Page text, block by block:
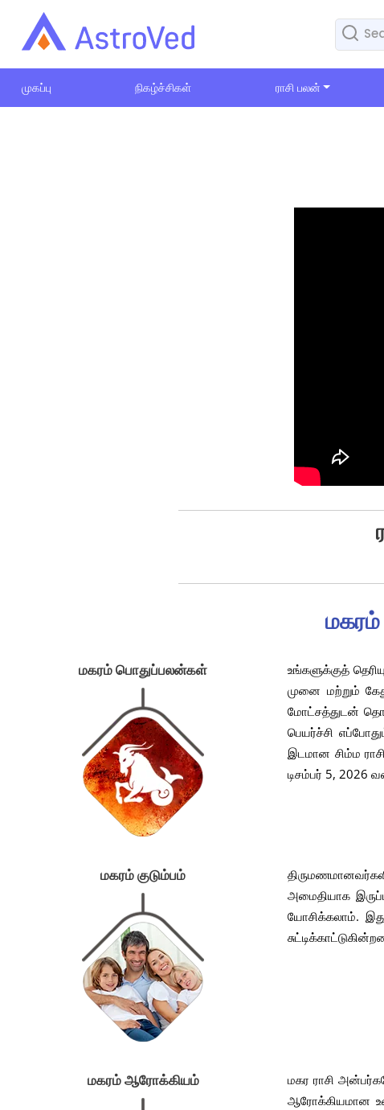
முகப்பு நிகழ்ச்சிகள் ராசி பலன்
மகரம்
மகரம் பொதுப்பலன்கள்
உங்களுக்குத்
முனை மற்றும்
மோட்சத்துடன்
பெயர்ச்சி
இடமான சிம்ம
டிசம்பர் 5, 2026
மகரம் குடும்பம்
அமைதியாக
யோசிக்கலாம்.
மகரம் ஆரோக்கியம்
மகர ராசி
ஆரோக்கியமான